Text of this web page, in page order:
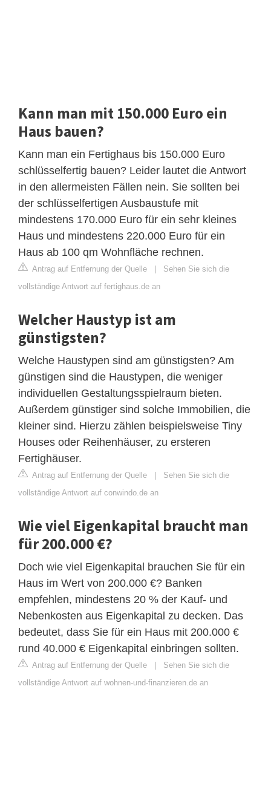
Kann man mit 150.000 Euro ein
Haus bauen?
Kann man ein Fertighaus bis 150.000 Euro
schlüsselfertig bauen? Leider lautet die Antwort
in den allermeisten Fällen nein. Sie sollten bei
der schlüsselfertigen Ausbaustufe mit
mindestens 170.000 Euro für ein sehr kleines
Haus und mindestens 220.000 Euro für ein
Haus ab 100 qm Wohnfläche rechnen.
Antrag auf Entfernung der Quelle | Sehen Sie sich die
vollständige Antwort auf fertighaus.de an
Welcher Haustyp ist am
günstigsten?
Welche Haustypen sind am günstigsten? Am
günstigen sind die Haustypen, die weniger
individuellen Gestaltungsspielraum bieten.
Außerdem günstiger sind solche Immobilien, die
kleiner sind. Hierzu zählen beispielsweise Tiny
Houses oder Reihenhäuser, zu ersteren
Fertighäuser.
Antrag auf Entfernung der Quelle | Sehen Sie sich die
vollständige Antwort auf conwindo.de an
Wie viel Eigenkapital braucht man
für 200.000 €?
Doch wie viel Eigenkapital brauchen Sie für ein
Haus im Wert von 200.000 €? Banken
empfehlen, mindestens 20 % der Kauf- und
Nebenkosten aus Eigenkapital zu decken. Das
bedeutet, dass Sie für ein Haus mit 200.000 €
rund 40.000 € Eigenkapital einbringen sollten.
Antrag auf Entfernung der Quelle | Sehen Sie sich die
vollständige Antwort auf wohnen-und-finanzieren.de an